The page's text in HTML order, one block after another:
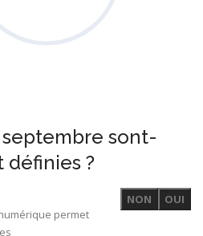
sont-
?
OUI
NON
permet